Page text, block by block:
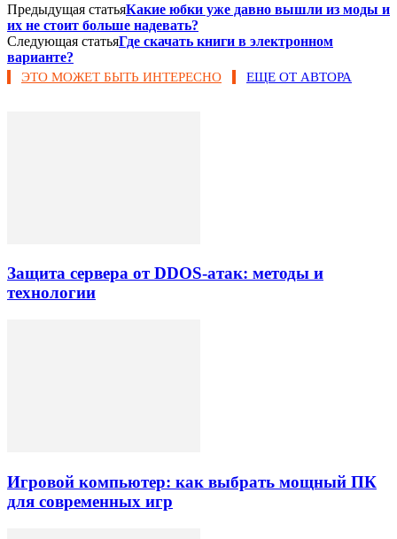
Предыдущая статьяКакие юбки уже давно вышли из моды и
их не стоит больше надевать?
Следующая статьяГде скачать книги в электронном
варианте?
ЭТО МОЖЕТ БЫТЬ ИНТЕРЕСНО ЕЩЕ ОТ АВТОРА
Защита сервера от DDOS-атак: методы и
технологии
Игровой компьютер: как выбрать мощный ПК
для современных игр